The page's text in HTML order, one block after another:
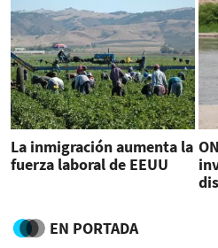
La inmigración aumenta la
fuerza laboral de EEUU
EN PORTADA